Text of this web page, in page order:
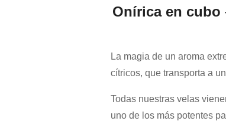
Onírica en cubo
La magia de un aroma
cítricos, que transporta a
Todas nuestras velas
uno de los más potentes